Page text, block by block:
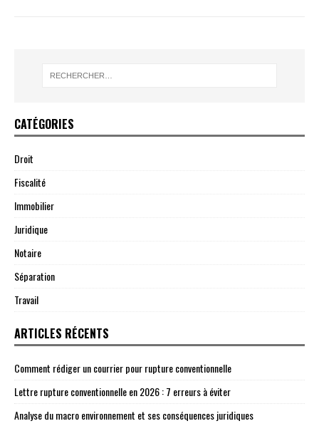
CATÉGORIES
Droit
Fiscalité
Immobilier
Juridique
Notaire
Séparation
Travail
ARTICLES RÉCENTS
Comment rédiger un courrier pour rupture conventionnelle
Lettre rupture conventionnelle en 2026 : 7 erreurs à éviter
Analyse du macro environnement et ses conséquences juridiques